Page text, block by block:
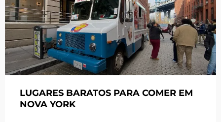
LUGARES BARATOS PARA COMER EM
NOVA YORK